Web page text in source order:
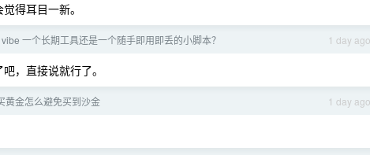
得耳目一新。
1 day ago
一个长期工具还是一个随手即用即丢的小脚本？
，直接说就行了。
1 day ago
黄金怎么避免买到沙金